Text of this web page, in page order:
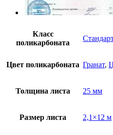
Класс
поликарбоната
Цвет поликарбоната Гранат,
Толщина листа 25 мм
Размер листа 2,1×12 м